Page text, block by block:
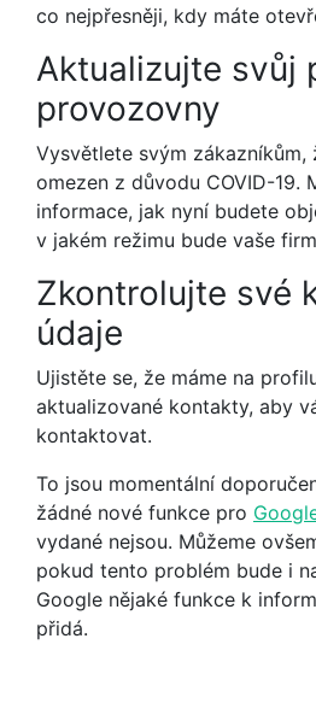
co nejpřesněji, kdy máte
Aktualizujte svůj
provozovny
Vysvětlete svým zákazníkům,
omezen z důvodu COVID-19.
informace, jak nyní budete
v jakém režimu bude vaše
Zkontrolujte své
údaje
Ujistěte se, že máme na
aktualizované kontakty, aby
kontaktovat.
To jsou momentální
žádné nové funkce pro
vydané nejsou. Můžeme
pokud tento problém bude i
Google nějaké funkce k
přidá.